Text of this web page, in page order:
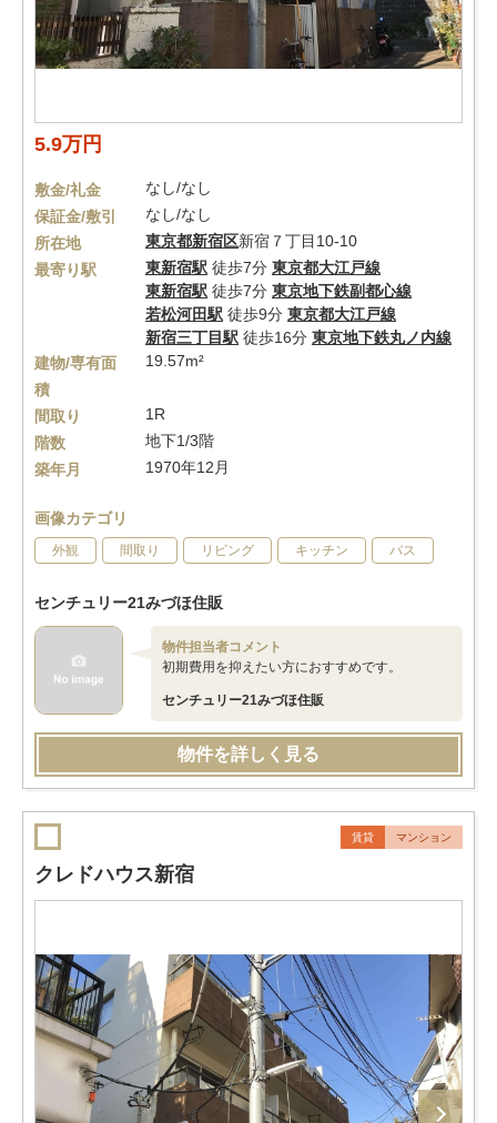
5.9万円
敷金/礼金
なし/なし
保証金/敷引
なし/なし
所在地
東京都新宿区新宿７丁目10-10
最寄り駅
東新宿駅 徒歩7分 東京都大江戸線
東新宿駅 徒歩7分 東京地下鉄副都心線
若松河田駅 徒歩9分 東京都大江戸線
新宿三丁目駅 徒歩16分 東京地下鉄丸ノ内線
建物/専有面
積
19.57m²
間取り
1R
階数
地下1/3階
築年月
1970年12月
画像カテゴリ
外観 間取り リビング キッチン バス
センチュリー21みづほ住販
物件担当者コメント
初期費用を抑えたい方におすすめです。
センチュリー21みづほ住販
物件を詳しく見る
賃貸 マンション
クレドハウス新宿